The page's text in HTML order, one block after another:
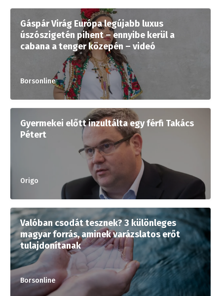
Gáspár Virág Európa legújabb luxus
úszószigetén pihent – ennyibe kerül a
cabana a tenger közepén – videó
Borsonline
Gyermekei előtt inzultálta egy férfi Takács
Pétert
Origo
Valóban csodát tesznek? 3 különleges
magyar forrás, aminek varázslatos erőt
tulajdonítanak
Borsonline